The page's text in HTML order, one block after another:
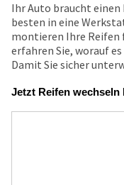
Ihr Auto braucht einen
besten in eine
montieren Ihre Reifen
erfahren Sie, worauf
Damit Sie sicher
Jetzt Reifen wechseln